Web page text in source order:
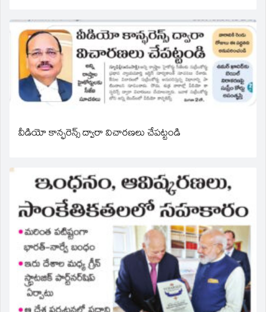
వీడియో కాన్ఫరెన్స్ ద్వారా విచారణలు చేపట్టండి